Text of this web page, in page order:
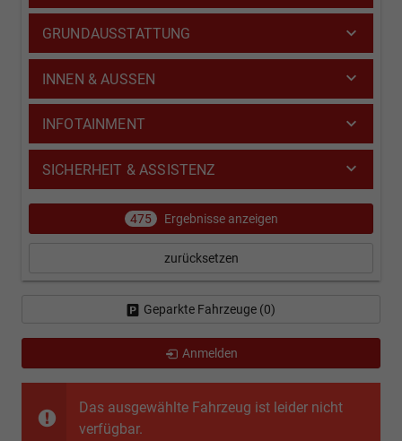
Das ausgewählte Fahrzeug ist leider nicht
verfügbar.
GRUNDAUSSTATTUNG
INNEN & AUSSEN
INFOTAINMENT
SICHERHEIT & ASSISTENZ
475 Ergebnisse anzeigen
zurücksetzen
Geparkte Fahrzeuge (0)
Anmelden